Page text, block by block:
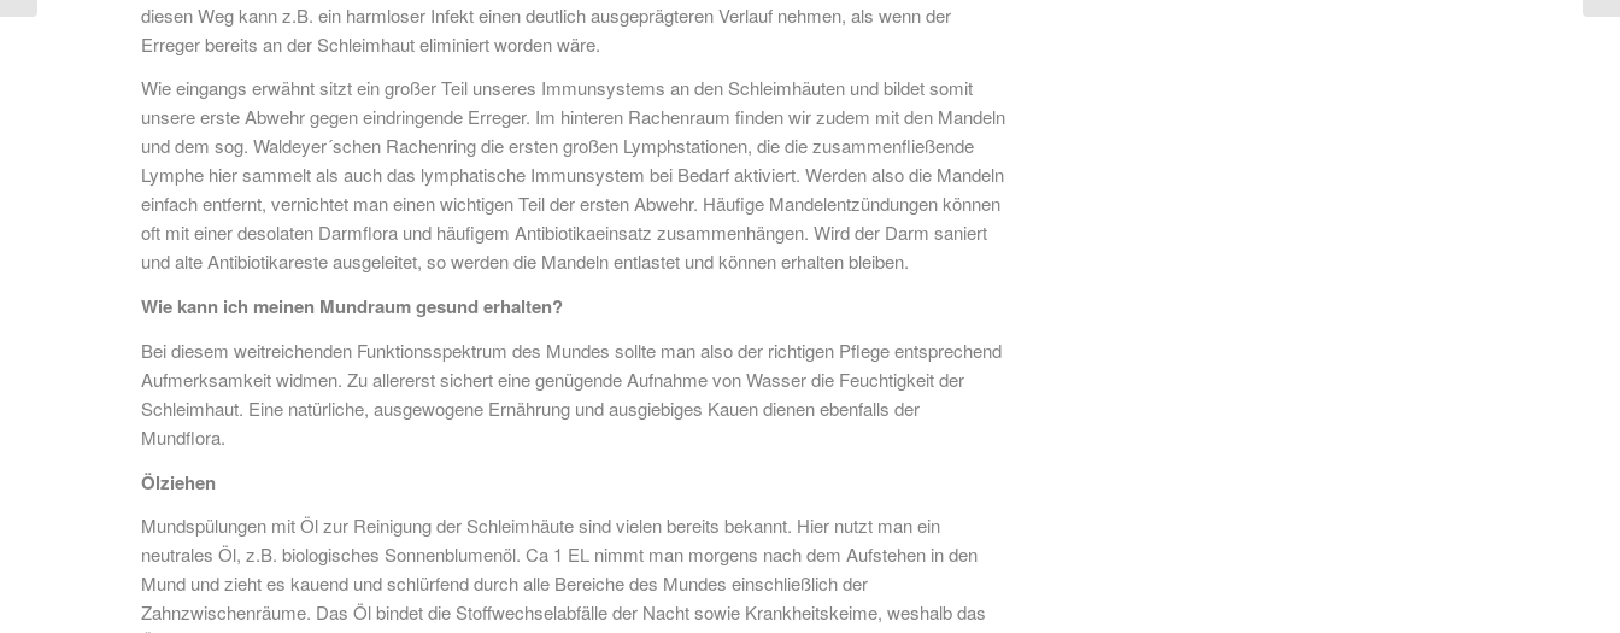
diesen Weg kann z.B. ein harmloser Infekt einen deutlich ausgeprägteren Verlauf nehmen, als wenn der
Erreger bereits an der Schleimhaut eliminiert worden wäre.
Wie eingangs erwähnt sitzt ein großer Teil unseres Immunsystems an den Schleimhäuten und bildet somit
unsere erste Abwehr gegen eindringende Erreger. Im hinteren Rachenraum finden wir zudem mit den Mandeln
und dem sog. Waldeyer´schen Rachenring die ersten großen Lymphstationen, die die zusammenfließende
Lymphe hier sammelt als auch das lymphatische Immunsystem bei Bedarf aktiviert. Werden also die Mandeln
einfach entfernt, vernichtet man einen wichtigen Teil der ersten Abwehr. Häufige Mandelentzündungen können
oft mit einer desolaten Darmflora und häufigem Antibiotikaeinsatz zusammenhängen. Wird der Darm saniert
und alte Antibiotikareste ausgeleitet, so werden die Mandeln entlastet und können erhalten bleiben.
Wie kann ich meinen Mundraum gesund erhalten?
Bei diesem weitreichenden Funktionsspektrum des Mundes sollte man also der richtigen Pflege entsprechend
Aufmerksamkeit widmen. Zu allererst sichert eine genügende Aufnahme von Wasser die Feuchtigkeit der
Schleimhaut. Eine natürliche, ausgewogene Ernährung und ausgiebiges Kauen dienen ebenfalls der
Mundflora.
Ölziehen
Mundspülungen mit Öl zur Reinigung der Schleimhäute sind vielen bereits bekannt. Hier nutzt man ein
neutrales Öl, z.B. biologisches Sonnenblumenöl. Ca 1 EL nimmt man morgens nach dem Aufstehen in den
Mund und zieht es kauend und schlürfend durch alle Bereiche des Mundes einschließlich der
Zahnzwischenräume. Das Öl bindet die Stoffwechselabfälle der Nacht sowie Krankheitskeime, weshalb das